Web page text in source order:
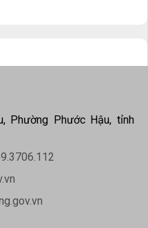
Phường Phước Hậu, tỉnh